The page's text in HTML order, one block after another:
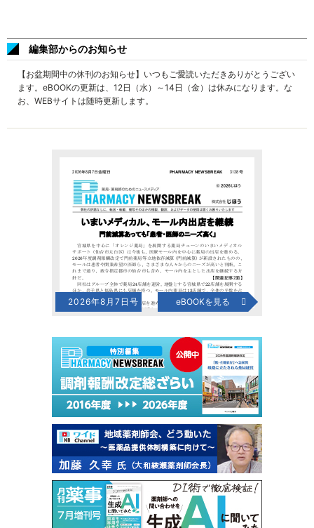
編集部からのお知らせ
【お盆期間中の休刊のお知らせ】いつもご愛読いただきありがとうござい
ます。eBOOKの更新は、12日（水）～14日（金）は休みになります。な
お、WEBサイトは随時更新します。
2026年8月7日号 eBOOKを見る